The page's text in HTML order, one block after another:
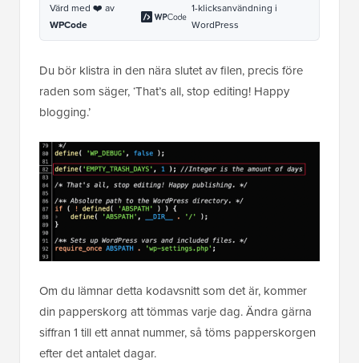
Värd med ❤️ av
WPCode
1-klicksanvändning i
WordPress
Du bör klistra in den nära slutet av filen, precis före
raden som säger, ‘That’s all, stop editing! Happy
blogging.’
Om du lämnar detta kodavsnitt som det är, kommer
din papperskorg att tömmas varje dag. Ändra gärna
siffran 1 till ett annat nummer, så töms papperskorgen
efter det antalet dagar.